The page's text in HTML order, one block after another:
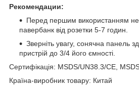
Рекомендации:
Перед першим використанням
павербанк від розетки 5-7 годин.
Зверніть увагу, сонячна панель
пристрій до 3/4 його ємності.
Сертифікація: MSDS/UN38.3/CE,
Країна-виробник товару: Китай